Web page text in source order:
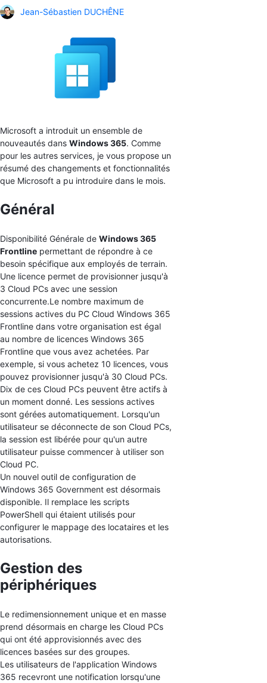
Jean-Sébastien DUCHÊNE
Microsoft a introduit un ensemble de
nouveautés dans Windows 365. Comme
pour les autres services, je vous propose un
résumé des changements et fonctionnalités
que Microsoft a pu introduire dans le mois.
Général
Disponibilité Générale de Windows 365
Frontline permettant de répondre à ce
besoin spécifique aux employés de terrain.
Une licence permet de provisionner jusqu'à
3 Cloud PCs avec une session
concurrente.Le nombre maximum de
sessions actives du PC Cloud Windows 365
Frontline dans votre organisation est égal
au nombre de licences Windows 365
Frontline que vous avez achetées. Par
exemple, si vous achetez 10 licences, vous
pouvez provisionner jusqu'à 30 Cloud PCs.
Dix de ces Cloud PCs peuvent être actifs à
un moment donné. Les sessions actives
sont gérées automatiquement. Lorsqu'un
utilisateur se déconnecte de son Cloud PCs,
la session est libérée pour qu'un autre
utilisateur puisse commencer à utiliser son
Cloud PC.
Un nouvel outil de configuration de
Windows 365 Government est désormais
disponible. Il remplace les scripts
PowerShell qui étaient utilisés pour
configurer le mappage des locataires et les
autorisations.
Gestion des
périphériques
Le redimensionnement unique et en masse
prend désormais en charge les Cloud PCs
qui ont été approvisionnés avec des
licences basées sur des groupes.
Les utilisateurs de l'application Windows
365 recevront une notification lorsqu'une